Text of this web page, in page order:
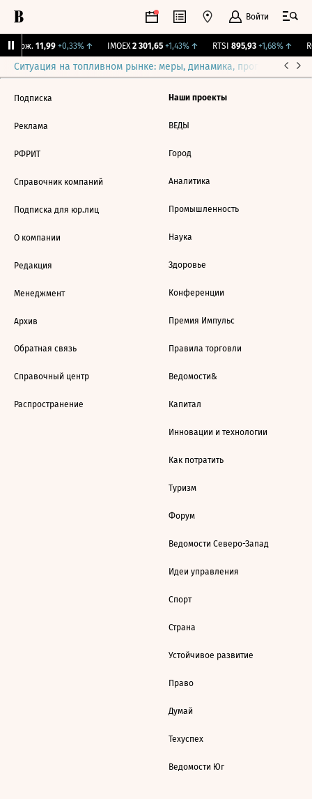
Войти
Бирж. 11,99 +0,33%↑ IMOEX 2 301,65 +1,43%↑ RTSI 895,93 +1,68%↑
Ситуация на топливном рынке: меры, динамика, прогнозы
Подписка
Реклама
РФРИТ
Справочник компаний
Подписка для юр.лиц
О компании
Редакция
Менеджмент
Архив
Обратная связь
Справочный центр
Распространение
Наши проекты
ВЕДЫ
Город
Аналитика
Промышленность
Наука
Здоровье
Конференции
Премия Импульс
Правила торговли
Ведомости&
Капитал
Инновации и технологии
Как потратить
Туризм
Форум
Ведомости Северо-Запад
Идеи управления
Спорт
Страна
Устойчивое развитие
Право
Думай
Техуспех
Ведомости Юг